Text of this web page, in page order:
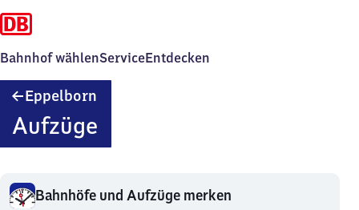
Bahnhof wählenServiceEntdecken
Eppelborn
Aufzüge
Bahnhöfe und Aufzüge merken